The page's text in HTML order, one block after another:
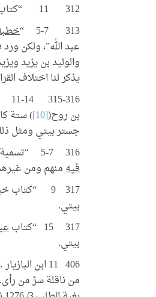
312 11 “كتاب النوافل”،
313 5-7 “
عبد الله”، ولكن
والوليد بن يزيد
يذكر لنا اختلاف
315-316 11-14 “قال وحفص الفرد وأبو شَمِر(
بن روح([10] ) ستة
جستر بيتي ومثل
316 5-7 “تسمية المنافقين ومن
فيهمنهم ومن
317 9 “كتاب خبر الحكم بن
بيتي.
317 15 “كتاب
بيتي.
406 11 ابن البازيار … ابو علي أحمد بن نصر بن الحسين البازيار. وكان نديمًا لسيف الدولة وكان
من ناقلة سرَّ من